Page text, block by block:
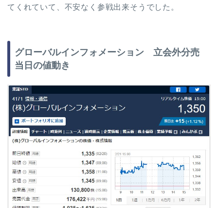
てくれていて、不安なく参戦出来そうでした。
グローバルインフォメーション 立会外分売
当日の値動き